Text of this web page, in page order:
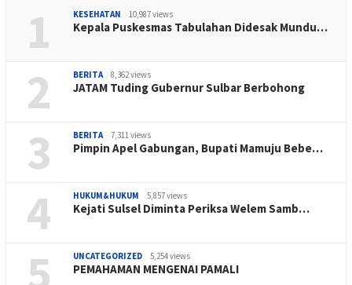
1 KESEHATAN 10,987 views
Kepala Puskesmas Tabulahan Didesak Mundu…
2 BERITA 8,362 views
JATAM Tuding Gubernur Sulbar Berbohong
3 BERITA 7,311 views
Pimpin Apel Gabungan, Bupati Mamuju Bebe…
4 HUKUM&HUKUM 5,857 views
Kejati Sulsel Diminta Periksa Welem Samb…
5 UNCATEGORIZED 5,254 views
PEMAHAMAN MENGENAI PAMALI